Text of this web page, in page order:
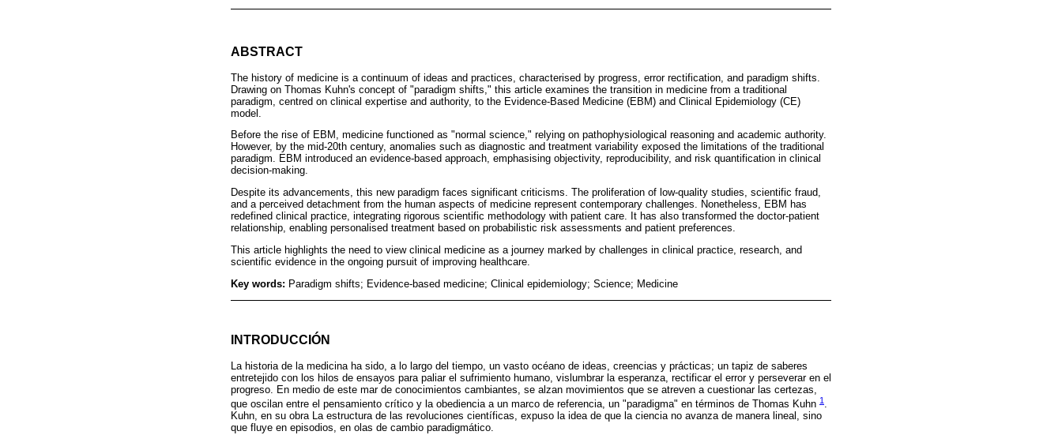
ABSTRACT
The history of medicine is a continuum of ideas and practices, characterised by progress, error rectification, and paradigm shifts.
Drawing on Thomas Kuhn's concept of "paradigm shifts," this article examines the transition in medicine from a traditional
paradigm, centred on clinical expertise and authority, to the Evidence-Based Medicine (EBM) and Clinical Epidemiology (CE)
model.
Before the rise of EBM, medicine functioned as "normal science," relying on pathophysiological reasoning and academic authority.
However, by the mid-20th century, anomalies such as diagnostic and treatment variability exposed the limitations of the traditional
paradigm. EBM introduced an evidence-based approach, emphasising objectivity, reproducibility, and risk quantification in clinical
decision-making.
Despite its advancements, this new paradigm faces significant criticisms. The proliferation of low-quality studies, scientific fraud,
and a perceived detachment from the human aspects of medicine represent contemporary challenges. Nonetheless, EBM has
redefined clinical practice, integrating rigorous scientific methodology with patient care. It has also transformed the doctor-patient
relationship, enabling personalised treatment based on probabilistic risk assessments and patient preferences.
This article highlights the need to view clinical medicine as a journey marked by challenges in clinical practice, research, and
scientific evidence in the ongoing pursuit of improving healthcare.
Key words: Paradigm shifts; Evidence-based medicine; Clinical epidemiology; Science; Medicine
INTRODUCCIÓN
La historia de la medicina ha sido, a lo largo del tiempo, un vasto océano de ideas, creencias y prácticas; un tapiz de saberes
entretejido con los hilos de ensayos para paliar el sufrimiento humano, vislumbrar la esperanza, rectificar el error y perseverar en el
progreso. En medio de este mar de conocimientos cambiantes, se alzan movimientos que se atreven a cuestionar las certezas,
que oscilan entre el pensamiento crítico y la obediencia a un marco de referencia, un "paradigma" en términos de Thomas Kuhn 1 .
Kuhn, en su obra La estructura de las revoluciones científicas, expuso la idea de que la ciencia no avanza de manera lineal, sino
que fluye en episodios, en olas de cambio paradigmático.